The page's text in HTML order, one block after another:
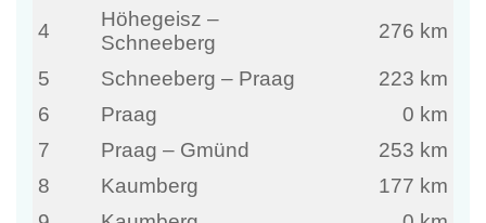
4
Höhegeisz –
Schneeberg
276 km
5 Schneeberg – Praag
223 km
6
Praag
0 km
7
Praag – Gmünd
253 km
8
Kaumberg
177 km